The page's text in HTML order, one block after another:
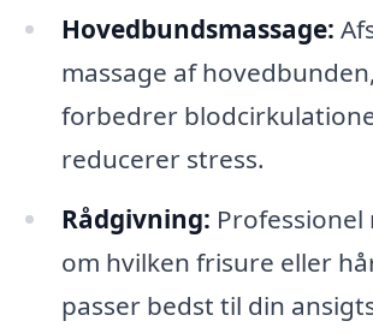
Hovedbundsmassage:
massage af
forbedrer
reducerer stress.
Rådgivning:
om hvilken frisure eller
passer bedst til din